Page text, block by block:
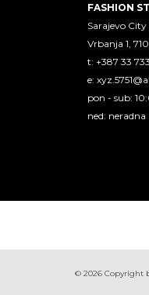
FASHION
Sarajevo
Vrbanja 1,
t: +387 33
e:
pon - sub:
ned: neradna
© 2026 Copyright